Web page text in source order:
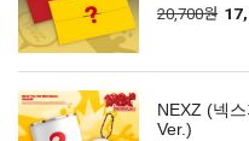
20,700원
NEXZ (넥
Ver.)